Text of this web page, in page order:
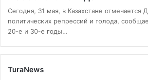
Сегодня, 31 мая, в Казахстане отмечается
политических репрессий и голода,
20-е и 30-е годы…
TuraNews